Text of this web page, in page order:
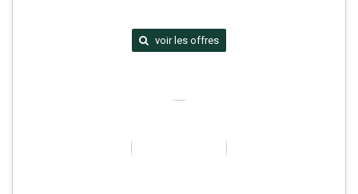
voir les offres